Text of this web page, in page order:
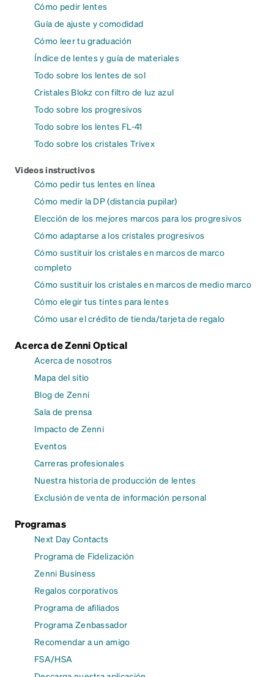
Cómo pedir lentes
Guía de ajuste y comodidad
Cómo leer tu graduación
Índice de lentes y guía de materiales
Todo sobre los lentes de sol
Cristales Blokz con filtro de luz azul
Todo sobre los progresivos
Todo sobre los lentes FL-41
Todo sobre los cristales Trivex
Videos instructivos
Cómo pedir tus lentes en línea
Cómo medir la DP (distancia pupilar)
Elección de los mejores marcos para los progresivos
Cómo adaptarse a los cristales progresivos
Cómo sustituir los cristales en marcos de marco
completo
Cómo sustituir los cristales en marcos de medio marco
Cómo elegir tus tintes para lentes
Cómo usar el crédito de tienda/tarjeta de regalo
Acerca de Zenni Optical
Acerca de nosotros
Mapa del sitio
Blog de Zenni
Sala de prensa
Impacto de Zenni
Eventos
Carreras profesionales
Nuestra historia de producción de lentes
Exclusión de venta de información personal
Programas
Next Day Contacts
Programa de Fidelización
Zenni Business
Regalos corporativos
Programa de afiliados
Programa Zenbassador
Recomendar a un amigo
FSA/HSA